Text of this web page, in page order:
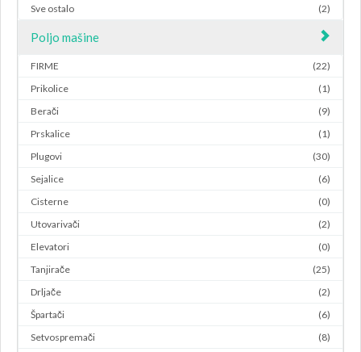
Sve ostalo
(2)
Poljo mašine
FIRME
(22)
Prikolice
(1)
Berači
(9)
Prskalice
(1)
Plugovi
(30)
Sejalice
(6)
Cisterne
(0)
Utovarivači
(2)
Elevatori
(0)
Tanjirače
(25)
Drljače
(2)
Špartači
(6)
Setvospremači
(8)